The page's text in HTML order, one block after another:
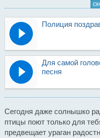
Полиция
Для самой
песня
Сегодня даже солнышко
птицы поют только для
предвещает ураган